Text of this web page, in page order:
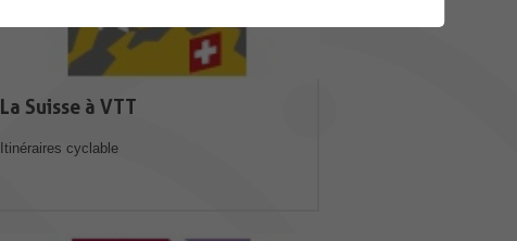
La Suisse à VTT
Itinéraires cyclable